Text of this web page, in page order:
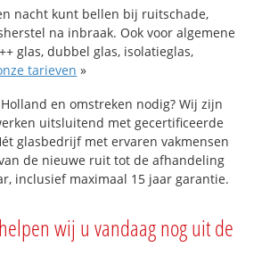
nacht kunt bellen bij ruitschade,
na inbraak. Ook voor algemene
glas, dubbel glas, isolatieglas,
tarieven »
en omstreken nodig? Wij zijn
uitsluitend met gecertificeerde
glasbedrijf met ervaren vakmensen
de nieuwe ruit tot de afhandeling
inclusief maximaal 15 jaar garantie.
wij u vandaag nog uit de